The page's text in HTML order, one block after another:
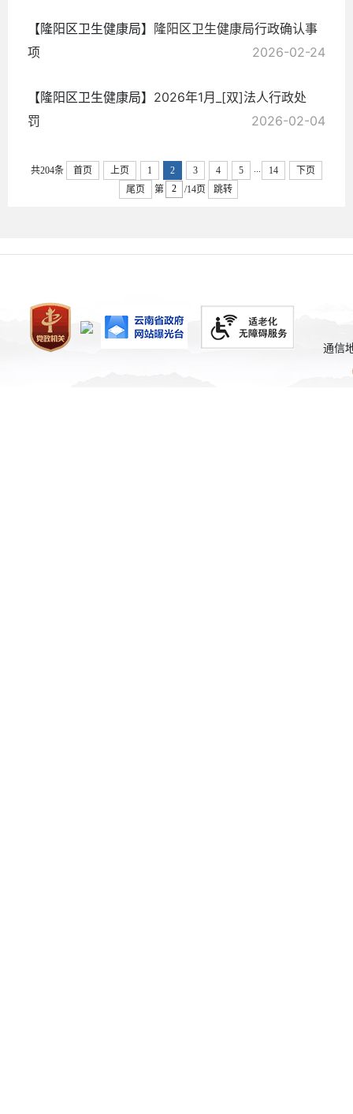
【隆阳区卫生健康局】 隆阳区卫生健康局行政确认事
项
2026-02-24
【隆阳区卫生健康局】 2026年1月_[双]法人行政处
罚
2026-02-04
共204条 首页 上页 1 2 3 4 5 ... 14
下页
尾页
第 /14页 跳转
通信